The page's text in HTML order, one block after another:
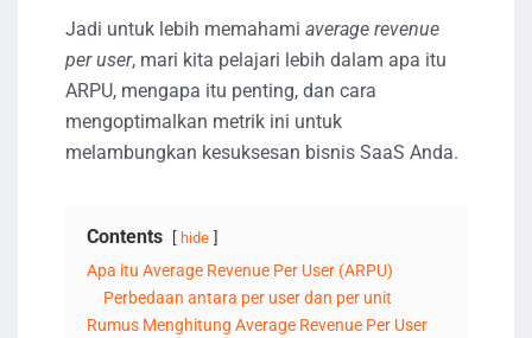
Jadi untuk lebih memahami average revenue
per user, mari kita pelajari lebih dalam apa itu
ARPU, mengapa itu penting, dan cara
mengoptimalkan metrik ini untuk
melambungkan kesuksesan bisnis SaaS Anda.
Contents hide
Apa itu Average Revenue Per User (ARPU)
Perbedaan antara per user dan per unit
Rumus Menghitung Average Revenue Per User